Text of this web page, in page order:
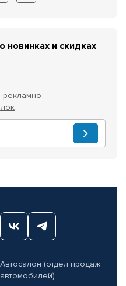
и скидках
рекламно-
Автосалон (отдел продаж
автомобилей)